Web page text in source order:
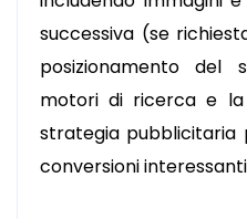
successiva (se
posizionamento del
motori di ricerca e la
strategia pubblicitaria
conversioni interessanti